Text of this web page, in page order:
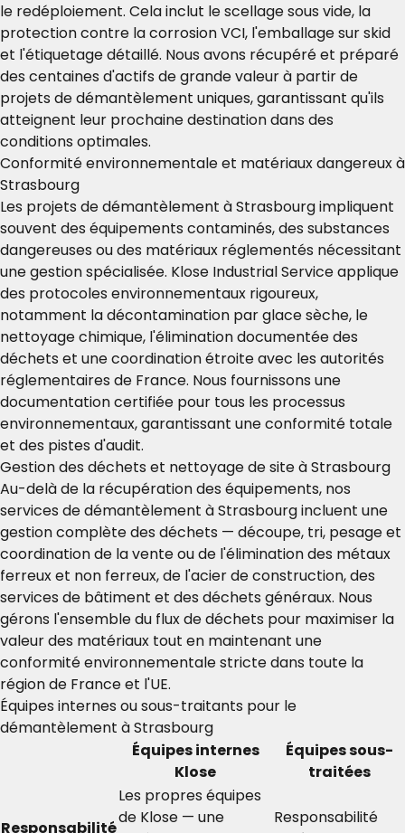
le redéploiement. Cela inclut le scellage sous vide, la
protection contre la corrosion VCI, l'emballage sur skid
et l'étiquetage détaillé. Nous avons récupéré et préparé
des centaines d'actifs de grande valeur à partir de
projets de démantèlement uniques, garantissant qu'ils
atteignent leur prochaine destination dans des
conditions optimales.
Conformité environnementale et matériaux dangereux à
Strasbourg
Les projets de démantèlement à Strasbourg impliquent
souvent des équipements contaminés, des substances
dangereuses ou des matériaux réglementés nécessitant
une gestion spécialisée. Klose Industrial Service applique
des protocoles environnementaux rigoureux,
notamment la décontamination par glace sèche, le
nettoyage chimique, l'élimination documentée des
déchets et une coordination étroite avec les autorités
réglementaires de France. Nous fournissons une
documentation certifiée pour tous les processus
environnementaux, garantissant une conformité totale
et des pistes d'audit.
Gestion des déchets et nettoyage de site à Strasbourg
Au-delà de la récupération des équipements, nos
services de démantèlement à Strasbourg incluent une
gestion complète des déchets — découpe, tri, pesage et
coordination de la vente ou de l'élimination des métaux
ferreux et non ferreux, de l'acier de construction, des
services de bâtiment et des déchets généraux. Nous
gérons l'ensemble du flux de déchets pour maximiser la
valeur des matériaux tout en maintenant une
conformité environnementale stricte dans toute la
région de France et l'UE.
Équipes internes ou sous-traitants pour le
démantèlement à Strasbourg
Équipes internes
Klose
Équipes sous-
traitées
Responsabilité
Les propres équipes
de Klose — une
Responsabilité